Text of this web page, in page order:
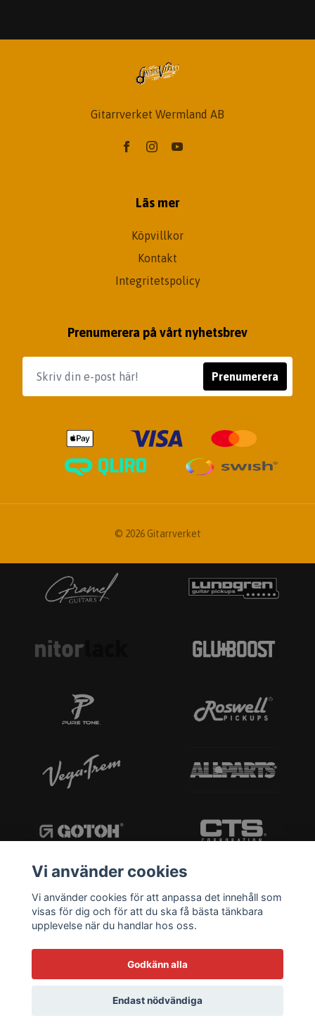
Gitarrverket Wermland AB
Läs mer
Köpvillkor
Kontakt
Integritetspolicy
Prenumerera på vårt nyhetsbrev
Prenumerera
© 2026 Gitarrverket
Vi använder cookies
Vi använder cookies för att anpassa det innehåll som
visas för dig och för att du ska få bästa tänkbara
upplevelse när du handlar hos oss.
Godkänn alla
Endast nödvändiga